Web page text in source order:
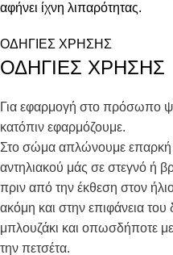
αφήνει ίχνη λιπαρότητας.
ΟΔΗΓΙΕΣ ΧΡΗΣΗΣ
ΟΔΗΓΙΕΣ ΧΡΗΣΗΣ
Για εφαρμογή στο πρόσωπο
κατόπιν εφαρμόζουμε.
Στο σώμα απλώνουμε επαρκή
αντηλιακού μάς σε στεγνό ή
πριν από την έκθεση στον
ακόμη και στην επιφάνεια
μπλουζάκι και οπωσδήποτε
την πετσέτα.